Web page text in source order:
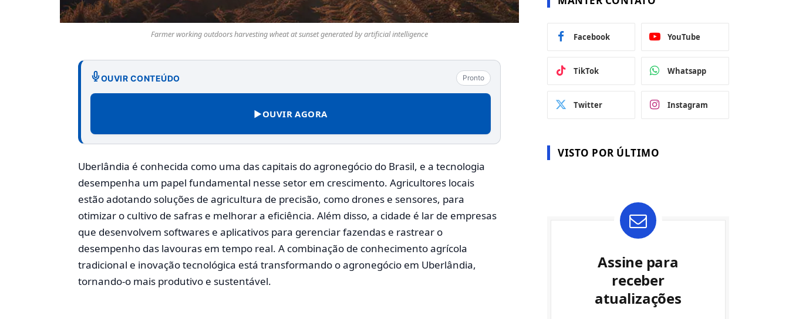
Farmer working outdoors harvesting wheat at sunset generated by artificial intelligence
OUVIR CONTEÚDO Pronto
▶OUVIR AGORA
Uberlândia é conhecida como uma das capitais do agronegócio do Brasil, e a tecnologia
desempenha um papel fundamental nesse setor em crescimento. Agricultores locais
estão adotando soluções de agricultura de precisão, como drones e sensores, para
otimizar o cultivo de safras e melhorar a eficiência. Além disso, a cidade é lar de empresas
que desenvolvem softwares e aplicativos para gerenciar fazendas e rastrear o
desempenho das lavouras em tempo real. A combinação de conhecimento agrícola
tradicional e inovação tecnológica está transformando o agronegócio em Uberlândia,
tornando-o mais produtivo e sustentável.
Facebook YouTube
TikTok Whatsapp
Twitter Instagram
VISTO POR ÚLTIMO
Assine para
receber
atualizações